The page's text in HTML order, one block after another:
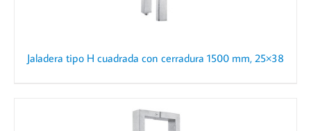
Jaladera tipo H cuadrada con cerradura 1500 mm, 25×38